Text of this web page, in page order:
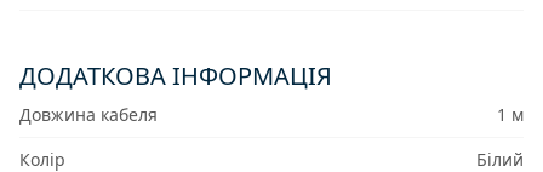
ДОДАТКОВА ІНФОРМАЦІЯ
Довжина кабеля
1 м
Колір
Білий